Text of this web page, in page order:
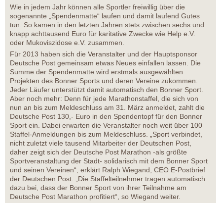
Wie in jedem Jahr können alle Sportler freiwillig über die
sogenannte „Spendenmatte“ laufen und damit laufend Gutes
tun. So kamen in den letzten Jahren stets zwischen sechs und
knapp achttausend Euro für karitative Zwecke wie Help e.V.
oder Mukoviszidose e.V. zusammen.
Für 2013 haben sich die Veranstalter und der Hauptsponsor
Deutsche Post gemeinsam etwas Neues einfallen lassen. Die
Summe der Spendenmatte wird erstmals ausgewählten
Projekten des Bonner Sports und deren Vereine zukommen.
Jeder Läufer unterstützt damit automatisch den Bonner Sport.
Aber noch mehr: Denn für jede Marathonstaffel, die sich von
nun an bis zum Meldeschluss am 31. März anmeldet, zahlt die
Deutsche Post 130,- Euro in den Spendentopf für den Bonner
Sport ein. Dabei erwarten die Veranstalter noch weit über 100
Staffel-Anmeldungen bis zum Meldeschluss. „Sport verbindet,
nicht zuletzt viele tausend Mitarbeiter der Deutschen Post,
daher zeigt sich der Deutsche Post Marathon -als größte
Sportveranstaltung der Stadt- solidarisch mit dem Bonner Sport
und seinen Vereinen“, erklärt Ralph Wiegand, CEO E-Postbrief
der Deutschen Post. „Die Staffelteilnehmer tragen automatisch
dazu bei, dass der Bonner Sport von ihrer Teilnahme am
Deutsche Post Marathon profitiert“, so Wiegand weiter.